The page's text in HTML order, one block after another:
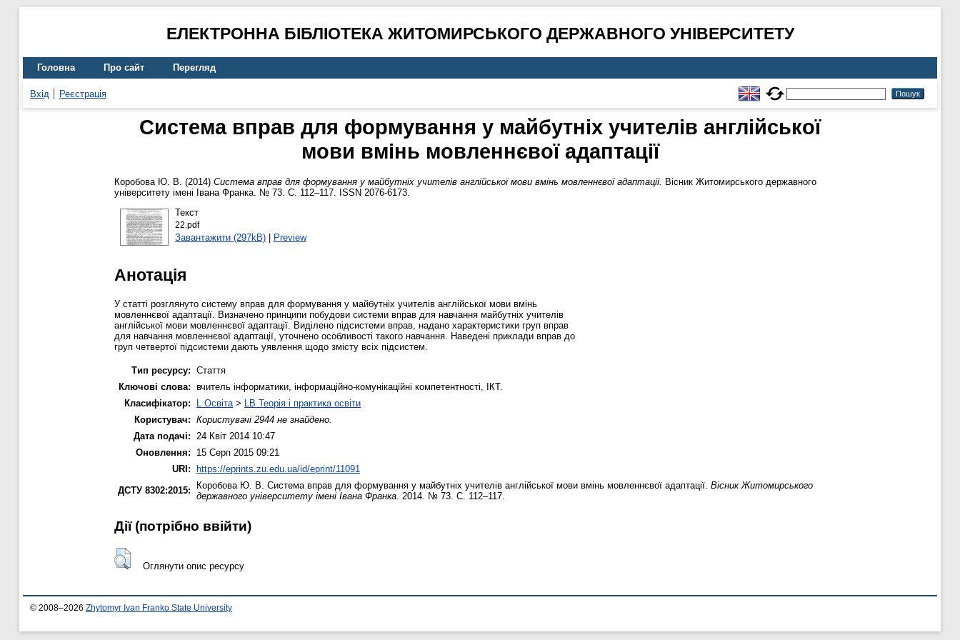
ЕЛЕКТРОННА БІБЛІОТЕКА ЖИТОМИРСЬКОГО ДЕРЖАВНОГО УНІВЕРСИТЕТУ
Головна Про сайт Перегляд
Вхід Реєстрація
Система вправ для формування у майбутніх учителів англійської
мови вмінь мовленнєвої адаптації
Коробова Ю. В. (2014) Система вправ для формування у майбутніх учителів англійської мови вмінь мовленнєвої адаптації. Вісник Житомирського державного
університету імені Івана Франка. № 73. С. 112–117. ISSN 2076-6173.
Текст
22.pdf
Завантажити (297kB)| Preview
Анотація
У статті розглянуто систему вправ для формування у майбутніх учителів англійської мови вмінь
мовленнєвої адаптації. Визначено принципи побудови системи вправ для навчання майбутніх учителів
англійської мови мовленнєвої адаптації. Виділено підсистеми вправ, надано характеристики груп вправ
для навчання мовленнєвої адаптації, уточнено особливості такого навчання. Наведенi приклади вправ до
груп четвертої підсистеми дають уявлення щодо змісту всіх підсистем.
Тип ресурсу: Стаття
Ключові слова: вчитель інформатики, інформаційно-комунікаційні компетентності, ІКТ.
Класифікатор:
L Освіта > LB Теорія і практика освіти
Користувач: Користувачі 2944 не знайдено.
Дата подачі:
24 Квіт 2014 10:47
Оновлення:
15 Серп 2015 09:21
URI: https://eprints.zu.edu.ua/id/eprint/11091
ДСТУ 8302:2015:
Коробова Ю. В. Система вправ для формування у майбутніх учителів англійської мови вмінь мовленнєвої адаптації. Вісник Житомирського
державного університету імені Івана Франка . 2014. № 73. С. 112–117.
Дії ​​(потрібно ввійти)
Оглянути опис ресурсу
© 2008–2026 Zhytomyr Ivan Franko State University